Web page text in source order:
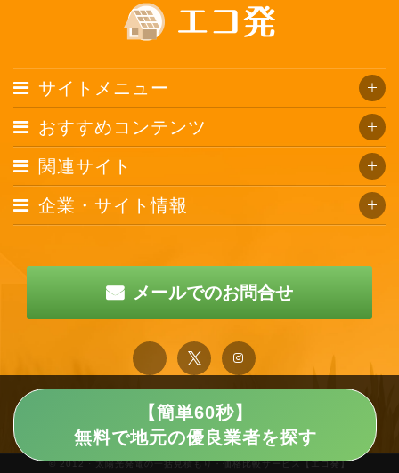
【簡単60秒】
無料で地元の優良業者を探す
サイトメニュー
おすすめコンテンツ
関連サイト
企業・サイト情報
メールでのお問合せ
© 2012 · 太陽光発電の一括見積もり・価格比較サービス【エコ発】